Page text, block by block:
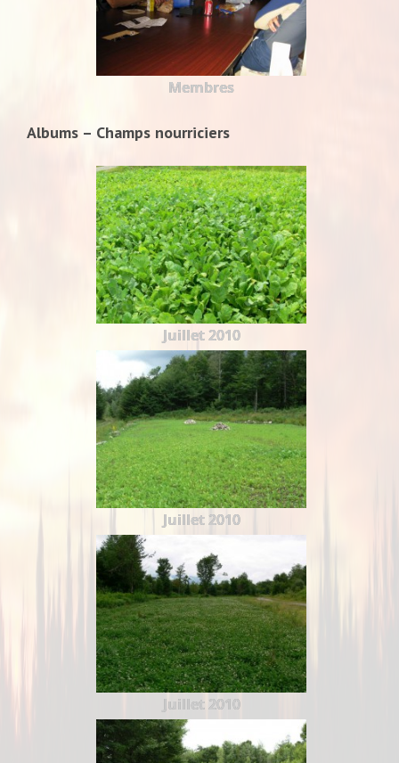
Membres
Albums – Champs nourriciers
Juillet 2010
Juillet 2010
Juillet 2010